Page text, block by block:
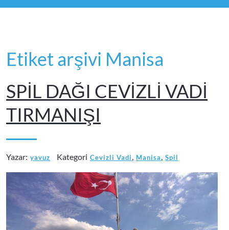
Etiket arşivi Manisa
SPİL DAĞI CEVİZLİ VADİ
TIRMANIŞI
Yazar: yavuz Kategori Cevizli Vadi, Manisa, Spil